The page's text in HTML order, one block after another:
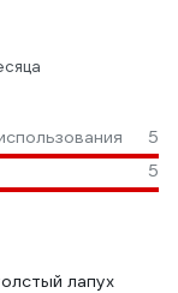
5
5
лапух